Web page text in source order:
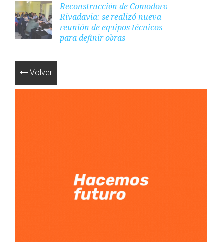
Reconstrucción de Comodoro
Rivadavia: se realizó nueva
reunión de equipos técnicos
para definir obras
Volver